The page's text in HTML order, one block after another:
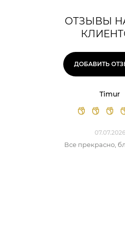
ОТЗЫВЫ
ДОБАВИТЬ
Timur
07.07.2026
Все прекрасно,